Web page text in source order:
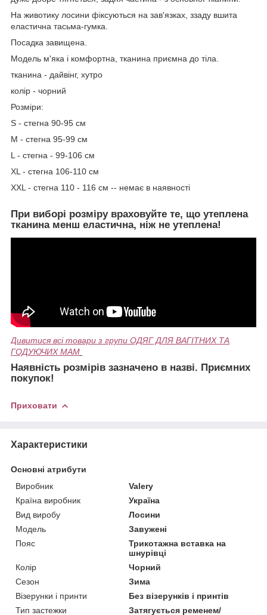
На животику лосини фіксуються на зав'язках, ззаду вшита
еластична тасьма-гумка.
Посадка завищена.
Модель м'яка і комфортна, тканина приємна до тіла.
тканина - дайвінг, хутро
колір - чорний
Розміри:
S - стегна 90-95 см
М - стегна 95-99 см
L - стегна - 99-106 см
ХL - стегна 106-110 см
ХХL - стегна 110 - 116 см -- немає в наявності
При виборі розміру враховуйте те, що утеплена
тканина менш еластична, ніж не утеплена!
Дивитися всі товари з групи ОДЯГ ДЛЯ ВАГІТНИХ ТА
ГОДУЮЧИХ МАМ
Наявність розмірів зазначено в назві. Приємних
покупок!
Приховати
Характеристики
Основні атрибути
Виробник
Valery
Країна виробник
Україна
Вид виробу
Лосини
Модель
Завужені
Пояс
Трикотажна вставка на
шнурівці
Колір
Чорний
Сезон
Зима
Візерунки і принти
Без візерунків і принтів
Тип застежки
Затягується ременем/